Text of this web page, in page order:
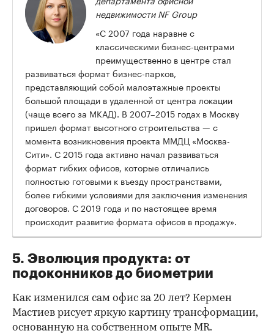
недвижимости NF Group
«С 2007 года наравне с
классическими бизнес-центрами
преимущественно в центре стал
развиваться формат бизнес-парков,
представляющий собой малоэтажные проекты
большой площади в удаленной от центра локации
(чаще всего за МКАД). В 2007–2015 годах в Москву
пришел формат высотного строительства — с
момента возникновения проекта ММДЦ «Москва-
Сити». С 2015 года активно начал развиваться
формат гибких офисов, которые отличались
полностью готовыми к въезду пространствами,
более гибкими условиями для заключения изменения
договоров. С 2019 года и по настоящее время
происходит развитие формата офисов в продажу».
5. Эволюция продукта: от
подоконников до биометрии
Как изменился сам офис за 20 лет? Кермен
Мастиев рисует яркую картину трансформации,
основанную на собственном опыте MR.